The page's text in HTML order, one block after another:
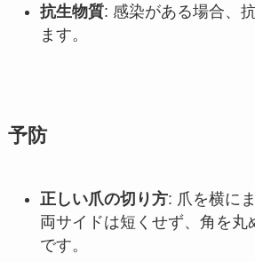
抗生物質: 感染がある場合、
ます。
予防
正しい爪の切り方: 爪を横に
両サイドは短くせず、角を丸
です。